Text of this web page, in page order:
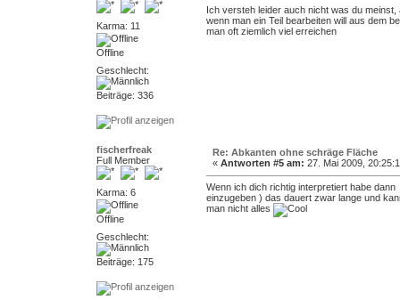
Karma: 11
Offline
Geschlecht:
Beiträge: 336
Ich versteh leider auch nicht was du
wenn man ein Teil bearbeiten will aus dem
man oft ziemlich viel erreichen
fischerfreak
Full Member
Karma: 6
Offline
Geschlecht:
Beiträge: 175
Re: Abkanten ohne schräge Fläche
« Antworten #5 am: 27. Mai 2009,
Wenn ich dich richtig interpretiert habe
einzugeben ) das dauert zwar lange und
man nicht alles